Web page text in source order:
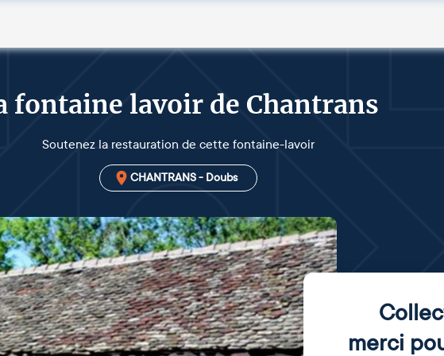
fontaine lavoir de Chantrans
Soutenez la restauration de cette fontaine-lavoir
CHANTRANS - Doubs
merci